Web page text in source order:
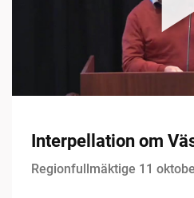
Interpellation om
Regionfullmäktige 11